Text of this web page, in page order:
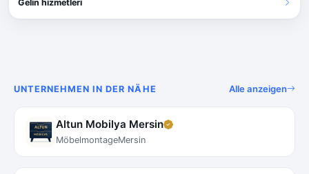
Gelin hizmetleri
UNTERNEHMEN IN DER NÄHE Alle anzeigen
Altun Mobilya Mersin
MöbelmontageMersin